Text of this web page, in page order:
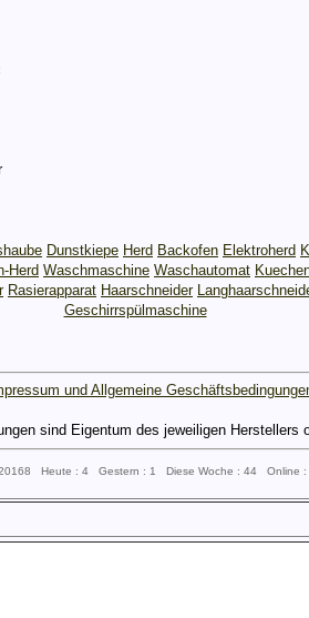
Dunstkiepe Herd Backofen Elektroherd
Herd Waschmaschine Waschautomat
Rasierapparat Haarschneider
Geschirrspülmaschine
und Allgemeine
sind Eigentum des jeweiligen
Heute : 4 Gestern : 1 Diese Woche : 44